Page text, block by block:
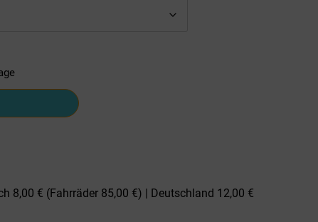
8,00 € (Fahrräder 85,00 €) | Deutschland 12,00 €